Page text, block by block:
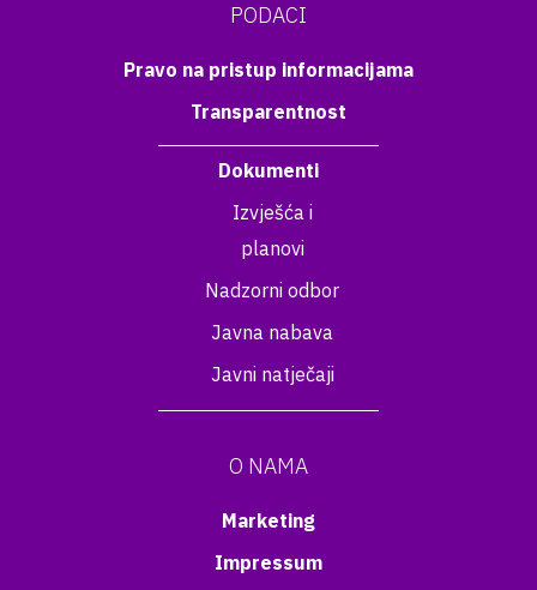
PODACI
Pravo na pristup informacijama
Transparentnost
Dokumenti
Izvješća i
planovi
Nadzorni odbor
Javna nabava
Javni natječaji
O NAMA
Marketing
Impressum